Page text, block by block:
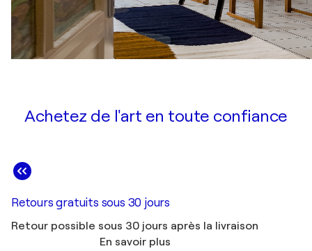
Achetez de l'art en toute confiance
Retours gratuits sous 30 jours
Retour possible sous 30 jours après la livraison
En savoir plus